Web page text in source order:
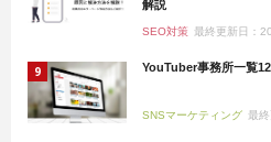
解説
SEO対策 最終更新日：
YouTuber事務所一覧
SNSマーケティング 最